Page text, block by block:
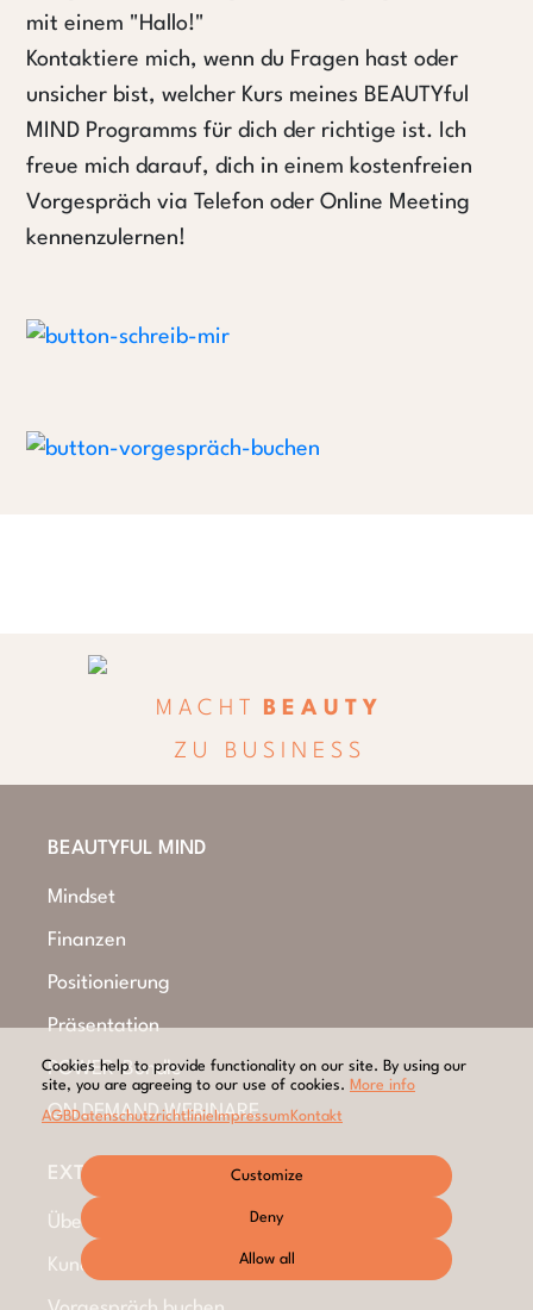
mit einem "Hallo!"
Kontaktiere mich, wenn du Fragen hast oder
unsicher bist, welcher Kurs meines BEAUTYful
MIND Programms für dich der richtige ist. Ich
freue mich darauf, dich in einem kostenfreien
Vorgespräch via Telefon oder Online Meeting
kennenzulernen!
M A C H T
B E A U T Y
Z U B U S I N E S S
BEAUTYFUL MIND
Mindset
Finanzen
Positionierung
Präsentation
POWER-Bundle
ON DEMAND WEBINARE
EXTRAS
Über mich
Kundenmeinungen
Cookies help to provide functionality on our site. By using our
site, you are agreeing to our use of cookies. More info
AGBDatenschutzrichtlinie Impressum Kontakt
Customize
Deny
Allow all